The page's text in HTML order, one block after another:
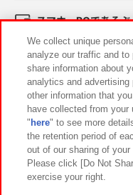
スマホ・PCであそぶ
イベント・キャンペー
関連会社 サス
プライバシーポリシー
お取引先さまとと
We collect unique
analyze our traffic and
share information about
analytics and
other information that
have collected from
" here" to see more
the retention period of
out of our sharing of
Please click [Do Not
exercise your right.